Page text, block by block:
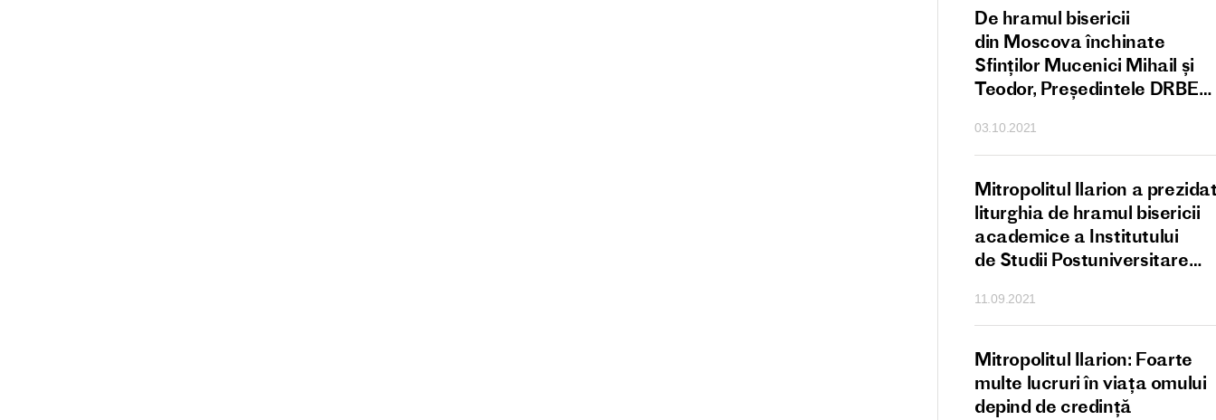
De hramul bisericii
din Moscova închinate
Sfinților Mucenici Mihail și
Teodor, Președintele DRBE
Cernigov
03.10.2021
Mitropolitul Ilarion a
liturghia de hramul bisericii
academice a Institutului
de Studii Postuniversitare
11.09.2021
Mitropolitul Ilarion: Foarte
multe lucruri în viața omului
depind de credință